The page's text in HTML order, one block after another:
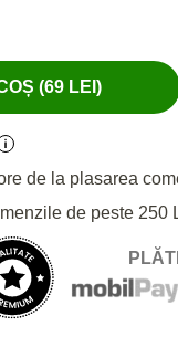
(69 LEI)
de la plasarea
de peste 250